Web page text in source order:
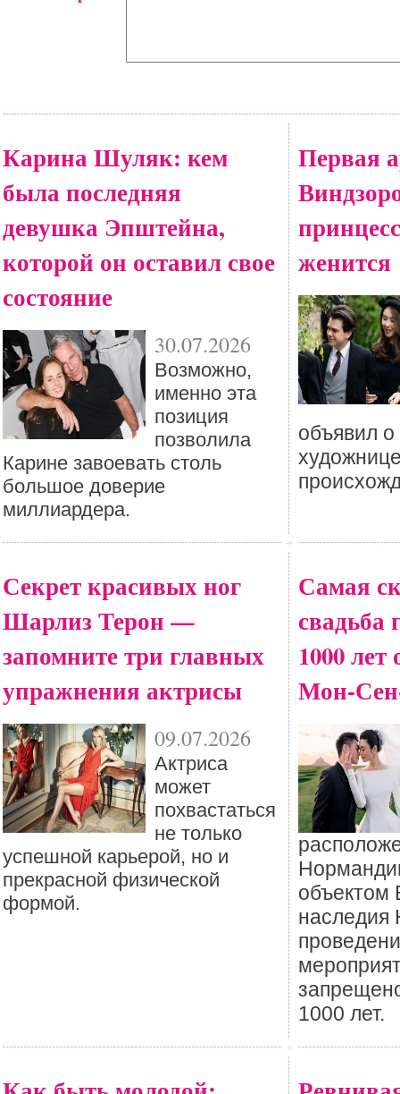
Карина Шуляк: кем
была последняя
девушка Эпштейна,
которой он оставил свое
состояние
30.07.2026
Возможно,
именно эта
позиция
позволила
Карине завоевать столь
большое доверие
миллиардера.
Первая
женится
объявил
Секрет красивых ног
Шарлиз Терон —
запомните три главных
упражнения актрисы
09.07.2026
Актриса
может
похвастаться
не только
успешной карьерой, но и
прекрасной физической
формой.
Самая
свадьба
1000
Мон-
объектом
1000 лет.